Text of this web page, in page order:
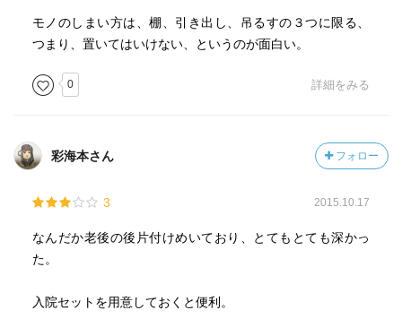
モノのしまい方は、棚、引き出し、吊るすの３つに限る、
つまり、置いてはいけない、というのが面白い。
0 詳細をみる
彩海本さん フォロー
3 2015.10.17
なんだか老後の後片付けめいており、とてもとても深かっ
た。
入院セットを用意しておくと便利。